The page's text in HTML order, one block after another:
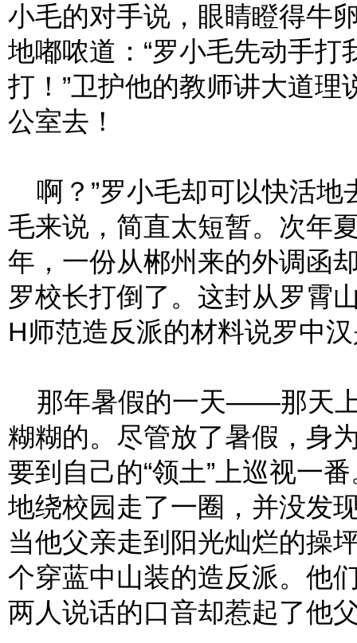
小毛的对手说，眼睛瞪得牛
地嘟哝道：“罗小毛先动手打
打！”卫护他的教师讲大道理
公室去！
啊？”罗小毛却可以快活地
毛来说，简直太短暂。次
年，一份从郴州来的外调函
罗校长打倒了。这封从罗霄
H师范造反派的材料说罗中
那年暑假的一天——那天上
糊糊的。尽管放了暑假，身
要到自己的“领土”上巡视一
地绕校园走了一圈，并没发
当他父亲走到阳光灿烂的操
个穿蓝中山装的造反派。他
两人说话的口音却惹起了他